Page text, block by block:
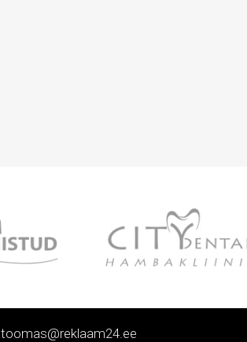
toomas@reklaam24.ee